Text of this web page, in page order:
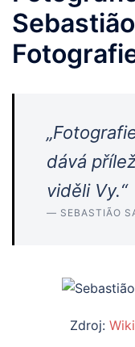
dává
viděli Vy.“
— SEBASTIÃO
Zdroj: